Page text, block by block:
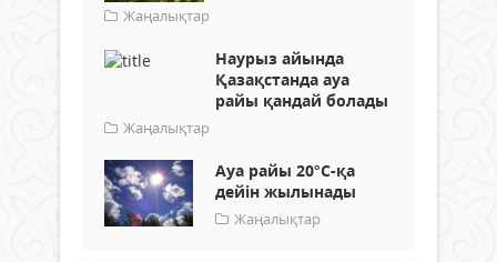
Жаңалықтар
Наурыз айында
Қазақстанда ауа
райы қандай болады
Жаңалықтар
Ауа райы 20°С-қа
дейін жылынады
Жаңалықтар